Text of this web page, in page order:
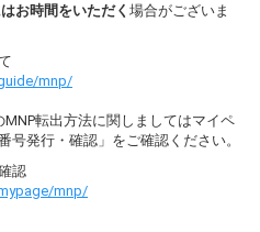
お時間をいただく 場合がございま
mnp/
MNP転出方法に関しましてはマイペ
号発行・確認」をご確認ください。
認
mnp/